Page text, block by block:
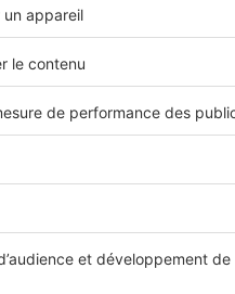
intérieures ou bien au
n’est pas habitable mais
la garantie
garantie couvre les
et des canalisations